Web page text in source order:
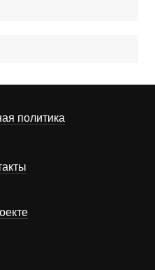
политика